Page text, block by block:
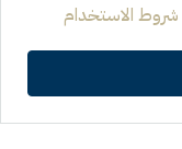
شروط الاستخدام